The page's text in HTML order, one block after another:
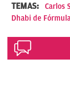
TEMAS: Carlos
Dhabi de